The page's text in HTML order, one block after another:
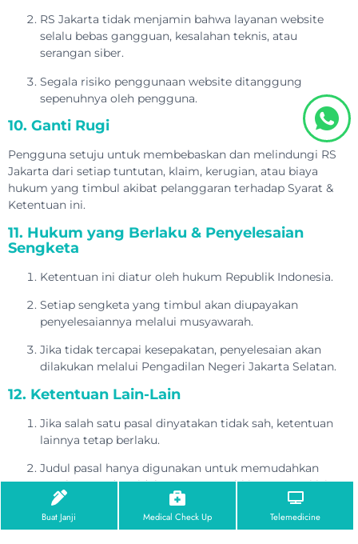
RS Jakarta tidak menjamin bahwa layanan website
selalu bebas gangguan, kesalahan teknis, atau
serangan siber.
Segala risiko penggunaan website ditanggung
sepenuhnya oleh pengguna.
10. Ganti Rugi
Pengguna setuju untuk membebaskan dan melindungi RS
Jakarta dari setiap tuntutan, klaim, kerugian, atau biaya
hukum yang timbul akibat pelanggaran terhadap Syarat &
Ketentuan ini.
11. Hukum yang Berlaku & Penyelesaian
Sengketa
Ketentuan ini diatur oleh hukum Republik Indonesia.
Setiap sengketa yang timbul akan diupayakan
penyelesaiannya melalui musyawarah.
Jika tidak tercapai kesepakatan, penyelesaian akan
dilakukan melalui Pengadilan Negeri Jakarta Selatan.
12. Ketentuan Lain-Lain
Jika salah satu pasal dinyatakan tidak sah, ketentuan
lainnya tetap berlaku.
Judul pasal hanya digunakan untuk memudahkan
pembacaan dan tidak memengaruhi interpretasi isi.
Dokumen ini merupakan keseluruhan perjanjian antara
pengguna dan RS Jakarta terkait penggunaan website.
Buat Janji Medical Check Up Telemedicine